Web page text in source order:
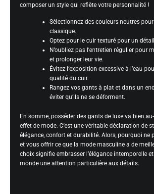
composer un style qui reflète votre personnalité !
Sélectionnez des couleurs neutres
classique.
Optez pour le cuir texturé pour un
N’oubliez pas l’entretien régulier pour
et prolonger leur vie.
Évitez l’exposition excessive à l’eau
qualité du cuir.
Rangez vos gants à plat et dans un
éviter qu’ils ne se déforment.
En somme, posséder des gants de luxe va bien
effet de mode. C’est une véritable déclaration de
élégance, confort et durabilité. Alors, pourquoi ne
et vous offrir ce que la mode masculine a de
choix signifie embrasser l’élégance intemporelle
monde une attention particulière aux détails.